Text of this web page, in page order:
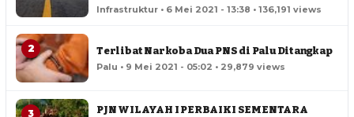
Infrastruktur • 6 Mei 2021 - 13:38 • 136,191 views
2 Terlibat Narkoba Dua PNS di Palu Ditangkap
Palu • 9 Mei 2021 - 05:02 • 29,879 views
3
PJN WILAYAH I PERBAIKI SEMENTARA